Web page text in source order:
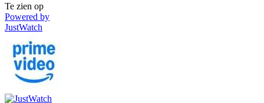
Te zien op
Powered by
JustWatch